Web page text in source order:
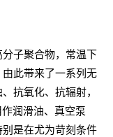
子聚合物，常温下
此带来了一系列无
抗氧化、抗辐射，
润滑油、真空泵
是在尤为苛刻条件